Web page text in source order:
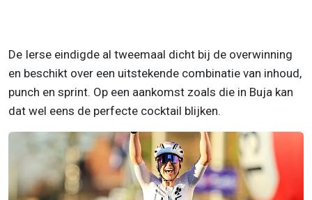
De Ierse eindigde al tweemaal dicht bij de overwinning
en beschikt over een uitstekende combinatie van inhoud,
punch en sprint. Op een aankomst zoals die in Buja kan
dat wel eens de perfecte cocktail blijken.